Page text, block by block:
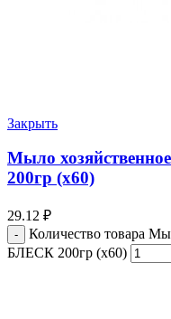
Закрыть
Мыло
200гр (х60)
29.12 ₽
Количество товара
БЛЕСК 200гр (х60)